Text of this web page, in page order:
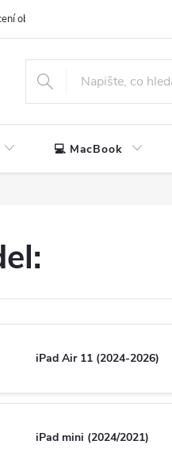
obchodu
💻 MacBook
iPad Air 11 (2024-2026)
iPad mini (2024/2021)